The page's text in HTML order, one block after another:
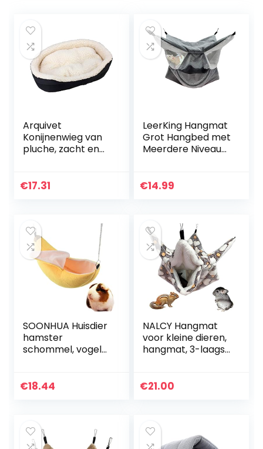
Arquivet
Konijnenwieg van
pluche, zacht en
konijnen en kleine
€17.31
LeerKing Hangmat
Grot Hangbed met
Meerdere Niveaus
Intellectueel
€14.99
SOONHUA Huisdier
hamster
schommel, vogel
opknoping kooi
€18.44
NALCY Hangmat
voor kleine dieren,
hangmat, 3-laags
accessoires,
€21.00